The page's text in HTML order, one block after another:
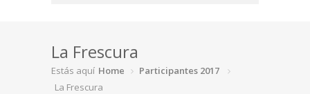
Concurso
Participantes
La Frescura
Estás aquí Home
Participantes 2017
La Frescura